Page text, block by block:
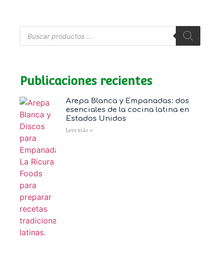
Publicaciones recientes
Arepa Blanca y Empanadas: dos
esenciales de la cocina latina en
Estados Unidos
Leer más »